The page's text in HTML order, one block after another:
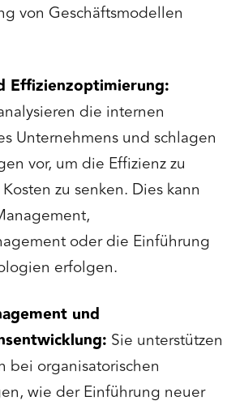
von Geschäftsmodellen
Effizienzoptimierung:
die internen
Unternehmens und schlagen
vor, um die Effizienz zu
zu senken. Dies kann
oder die Einführung
erfolgen.
und
Sie unterstützen
bei organisatorischen
wie der Einführung neuer